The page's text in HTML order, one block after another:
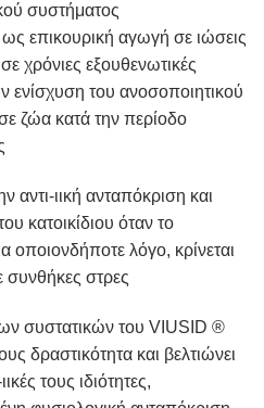
συστήματος
επικουρική αγωγή σε ιώσεις
χρόνιες εξουθενωτικές
ενίσχυση του ανοσοποιητικού
ζώα κατά την περίοδο
αντι-ιική ανταπόκριση και
κατοικίδιου όταν το
οποιονδήποτε λόγο, κρίνεται
συνθήκες στρες
συστατικών του VIUSID ®
δραστικότητα και βελτιώνει
τους ιδιότητες,